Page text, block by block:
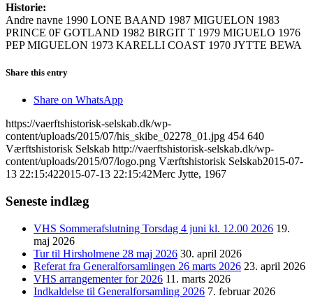
Historie:
Andre navne 1990 LONE BAAND 1987 MIGUELON 1983
PRINCE 0F GOTLAND 1982 BIRGIT T 1979 MIGUELO 1976
PEP MIGUELON 1973 KARELLI COAST 1970 JYTTE BEWA
Share this entry
Share on WhatsApp
https://vaerftshistorisk-selskab.dk/wp-
content/uploads/2015/07/his_skibe_02278_01.jpg 454 640
Værftshistorisk Selskab http://vaerftshistorisk-selskab.dk/wp-
content/uploads/2015/07/logo.png Værftshistorisk Selskab2015-07-
13 22:15:422015-07-13 22:15:42Merc Jytte, 1967
Seneste indlæg
VHS Sommerafslutning Torsdag 4 juni kl. 12.00 2026 19.
maj 2026
Tur til Hirsholmene 28 maj 2026 30. april 2026
Referat fra Generalforsamlingen 26 marts 2026 23. april 2026
VHS arrangementer for 2026 11. marts 2026
Indkaldelse til Generalforsamling 2026 7. februar 2026